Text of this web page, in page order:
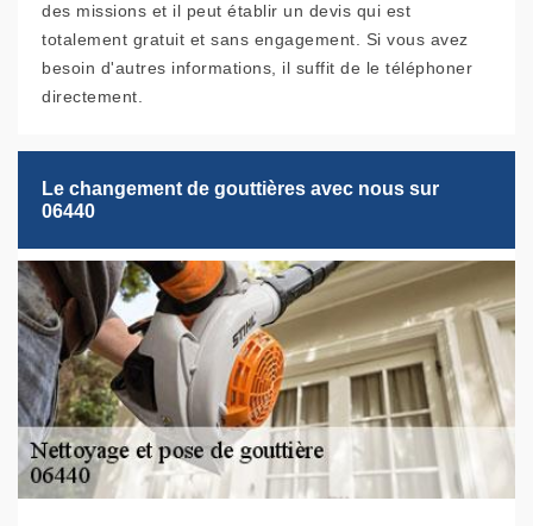
des missions et il peut établir un devis qui est
totalement gratuit et sans engagement. Si vous avez
besoin d'autres informations, il suffit de le téléphoner
directement.
Le changement de gouttières avec nous sur
06440